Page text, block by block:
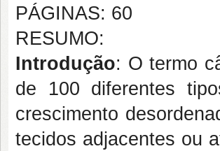
PÁGINAS: 60
RESUMO:
Introdução: O termo
de 100 diferentes
crescimento
tecidos adjacentes ou